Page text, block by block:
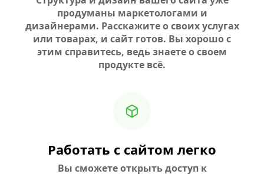
продуманы маркетологами и
дизайнерами. Расскажите о своих услугах
или товарах, и сайт готов. Вы хорошо с
этим справитесь, ведь знаете о своем
продукте всё.
Работать с сайтом легко
Вы сможете открыть доступ к